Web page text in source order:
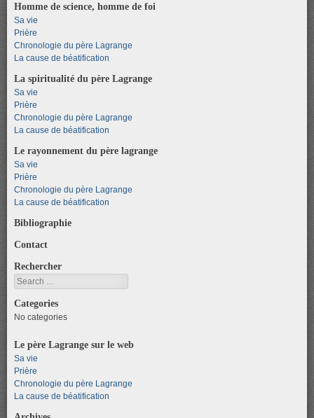
Homme de science, homme de foi
Sa vie
Prière
Chronologie du père Lagrange
La cause de béatification
La spiritualité du père Lagrange
Sa vie
Prière
Chronologie du père Lagrange
La cause de béatification
Le rayonnement du père lagrange
Sa vie
Prière
Chronologie du père Lagrange
La cause de béatification
Bibliographie
Contact
Rechercher
Search
Categories
No categories
Le père Lagrange sur le web
Sa vie
Prière
Chronologie du père Lagrange
La cause de béatification